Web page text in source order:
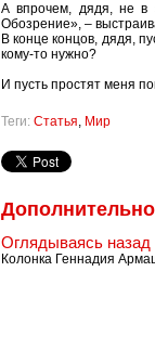
А впрочем, дядя, не в
Обозрение», –
В конце концов, дядя,
кому-то нужно?
И пусть простят меня
Теги: Статья, Мир
Дополнительно
Оглядываясь назад
Колонка Геннадия